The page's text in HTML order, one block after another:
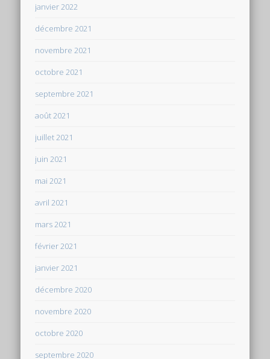
janvier 2022
décembre 2021
novembre 2021
octobre 2021
septembre 2021
août 2021
juillet 2021
juin 2021
mai 2021
avril 2021
mars 2021
février 2021
janvier 2021
décembre 2020
novembre 2020
octobre 2020
septembre 2020